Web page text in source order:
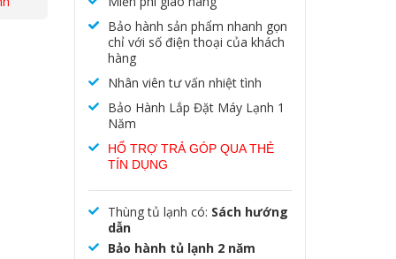
Bảo hành sản phẩm nhanh gọn
chỉ với số điện thoại của khách
hàng
Nhân viên tư vấn nhiệt tình
Bảo Hành Lắp Đặt Máy Lạnh 1
Năm
HỔ TRỢ TRẢ GÓP QUA THẺ
TÍN DỤNG
Thùng tủ lạnh có: Sách hướng
dẫn
Bảo hành tủ lạnh 2 năm